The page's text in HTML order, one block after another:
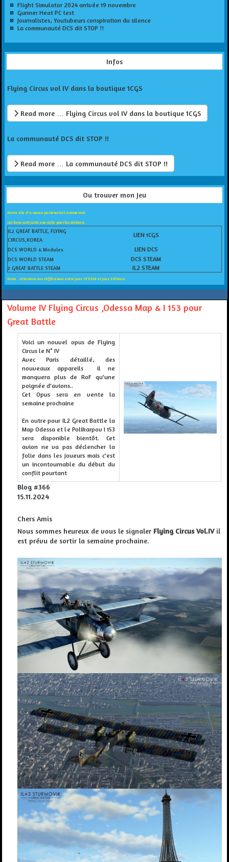
Flight Simulator 2024 arrivée 19 novembre
Gunner Heat PC test
Journalistes, Youtubeurs conspiration du silence
La communauté DCS dit STOP !!
Infos
Flying Circus vol IV dans la boutique 1CGS
Read more … Flying Circus vol IV dans la boutique 1CGS
La communauté DCS dit STOP !!
Read more … La communauté DCS dit STOP !!
Ou trouver mon Jeu
Notre site d'a aucun partenariat commercial
Les liens sont juste une aide pour les visiteurs.
IL2 GREAT BATTLE, FLYING
CIRCUS,KOREA
LIEN 1CGS
DCS WORLD & Modules LIEN DCS
DCS WORLD STEAM DCS STEAM
2 GREAT BATTLE STEAM IL2 STEAM
Nota : attention aux différences entre jeux STEAM et jeux Editeurs
Volume IV Flying Circus ,Odessa Map & I 153 pour
Great Battle
Voici un nouvel opus de Flying
Circus le N° IV
Avec Paris détaillé, des
nouveaux appareils il ne
manquera plus de RoF qu'une
poignée d'avions..
Cet Opus sera en vente la
semaine prochaine
En outre pour IL2 Great Battle la
Map Odessa et le Polikarpov I 153
sera disponible bientôt. Cet
avion ne va pas déclencher la
folie dans les joueurs mais c'est
un incontournable du début du
conflit pourtant
Blog #366
15.11.2024
Chers Amis
Nous sommes heureux de vous le signaler Flying CircusVol.IVil
est prévu de sortir la semaine prochaine.